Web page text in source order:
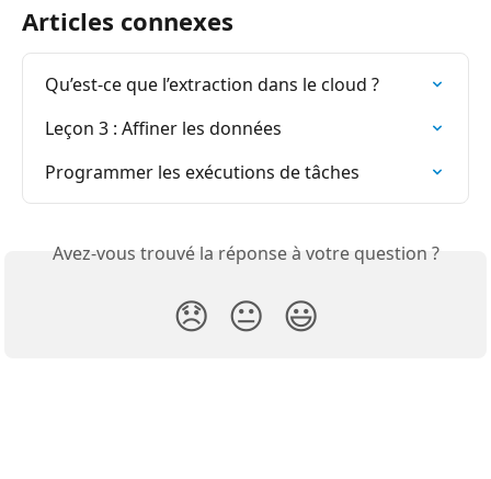
Articles connexes
Qu’est-ce que l’extraction dans le cloud ?
Leçon 3 : Affiner les données
Programmer les exécutions de tâches
Avez-vous trouvé la réponse à votre question ?
😞 😐 😃